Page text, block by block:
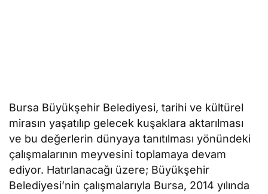
Bursa Büyükşehir Belediyesi, tarihi ve kültürel
mirasın yaşatılıp gelecek kuşaklara aktarılması
ve bu değerlerin dünyaya tanıtılması yönündeki
çalışmalarının meyvesini toplamaya devam
ediyor. Hatırlanacağı üzere; Büyükşehir
Belediyesi’nin çalışmalarıyla Bursa, 2014 yılında